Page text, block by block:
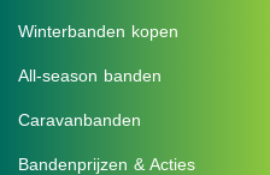
Winterbanden kopen
All-season banden
Caravanbanden
Bandenprijzen & Acties